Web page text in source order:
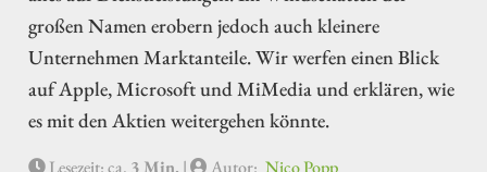
großen Namen erobern jedoch auch kleinere
Unternehmen Marktanteile. Wir werfen einen Blick
auf Apple, Microsoft und MiMedia und erklären, wie
es mit den Aktien weitergehen könnte.
Lesezeit: ca. 3 Min. | Autor: Nico Popp